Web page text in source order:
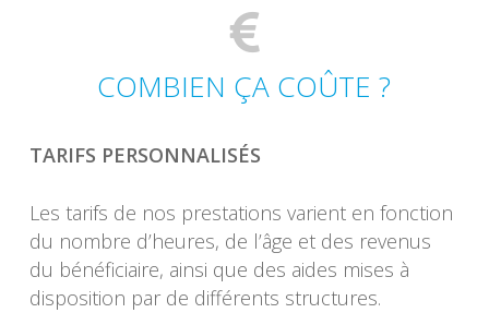
COMBIEN ÇA COÛTE ?
TARIFS PERSONNALISÉS
Les tarifs de nos prestations varient en fonction
du nombre d’heures, de l’âge et des revenus
du bénéficiaire, ainsi que des aides mises à
disposition par de différents structures.